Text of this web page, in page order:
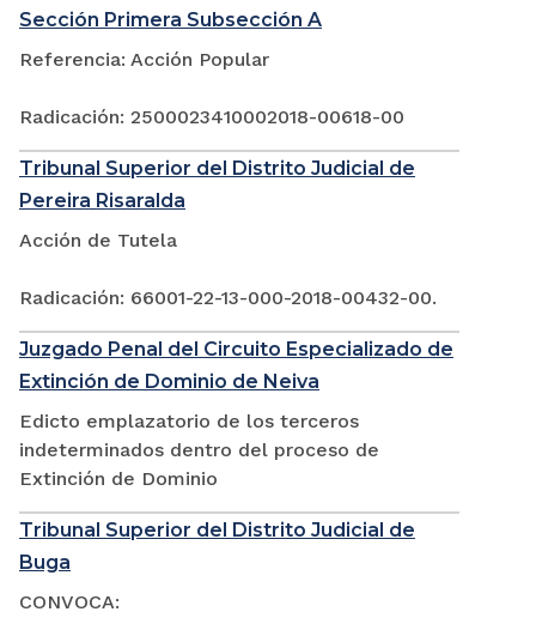
Sección Primera Subsección A
Referencia: Acción Popular
Radicación: 2500023410002018-00618-00
Tribunal Superior del Distrito Judicial de
Pereira Risaralda
Acción de Tutela
Radicación: 66001-22-13-000-2018-00432-00.
Juzgado Penal del Circuito Especializado de
Extinción de Dominio de Neiva
Edicto emplazatorio de los terceros
indeterminados dentro del proceso de
Extinción de Dominio
Tribunal Superior del Distrito Judicial de
Buga
CONVOCA: